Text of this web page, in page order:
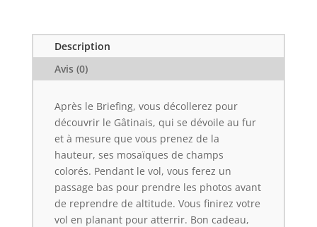
Description
Avis (0)
Après le Briefing, vous décollerez pour
découvrir le Gâtinais, qui se dévoile au fur
et à mesure que vous prenez de la
hauteur, ses mosaïques de champs
colorés. Pendant le vol, vous ferez un
passage bas pour prendre les photos avant
de reprendre de altitude. Vous finirez votre
vol en planant pour atterrir. Bon cadeau,